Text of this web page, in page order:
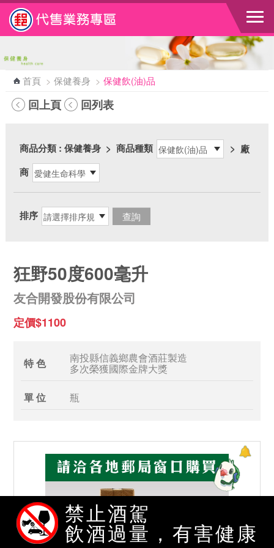
跳到主要內容區塊
首頁 > 保健養身 > 保健飲(油)品
回上頁 回列表
商品分類: 保健養身 > 商品種類 > 廠
商
排序
狂野50度600毫升
友合開發股份有限公司
定價$1100
特 色 南投縣信義鄉農會酒莊製造
多次榮獲國際金牌大獎
單 位 瓶
禁止酒駕
飲酒過量，有害健康